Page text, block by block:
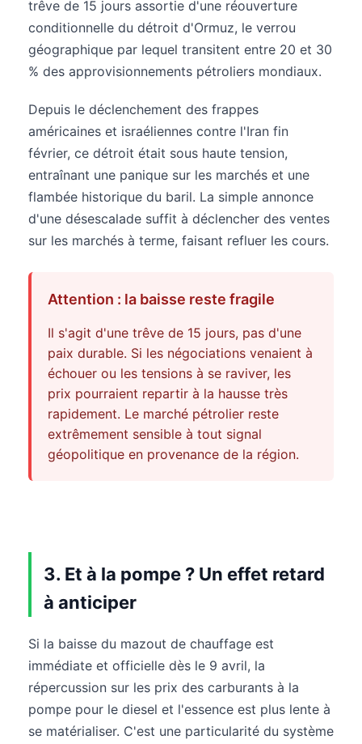
trêve de 15 jours assortie d'une réouverture
conditionnelle du détroit d'Ormuz, le verrou
géographique par lequel transitent entre 20 et 30
% des approvisionnements pétroliers mondiaux.
Depuis le déclenchement des frappes
américaines et israéliennes contre l'Iran fin
février, ce détroit était sous haute tension,
entraînant une panique sur les marchés et une
flambée historique du baril. La simple annonce
d'une désescalade suffit à déclencher des ventes
sur les marchés à terme, faisant refluer les cours.
Attention : la baisse reste fragile
Il s'agit d'une trêve de 15 jours, pas d'une
paix durable. Si les négociations venaient à
échouer ou les tensions à se raviver, les
prix pourraient repartir à la hausse très
rapidement. Le marché pétrolier reste
extrêmement sensible à tout signal
géopolitique en provenance de la région.
3. Et à la pompe ? Un effet retard
à anticiper
Si la baisse du mazout de chauffage est
immédiate et officielle dès le 9 avril, la
répercussion sur les prix des carburants à la
pompe pour le diesel et l'essence est plus lente à
se matérialiser. C'est une particularité du système